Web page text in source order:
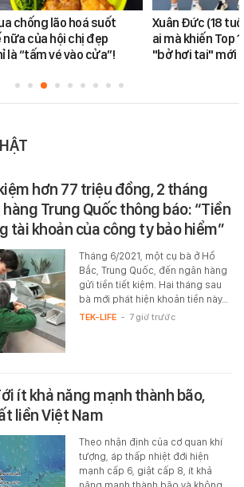
chống lão hoá suốt
nữa của hội chị đẹp
là “tấm vé vào cửa”!
Xuân Đức (18
ai mà khiến Top
"bở hơi tai" mới
hơn 77 triệu đồng, 2 tháng
Trung Quốc thông báo: “Tiền
tài khoản của công ty bảo hiểm”
Tháng 6/2021, một cụ bà ở Hồ
Bắc, Trung Quốc, đến ngân hàng
gửi tiền tiết kiệm. Hai tháng sau
bà mới phát hiện khoản tiền này…
TEK-LIFE - 7 giờ trước
ít khả năng mạnh thành bão,
liền Việt Nam
Theo nhận định của cơ quan khí
tượng, áp thấp nhiệt đới hiện
mạnh cấp 6, giật cấp 8, ít khả